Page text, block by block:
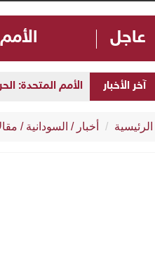
عاجل الأمم
آخر الأخبار الأمم المتحدة: الحرب في
الرئيسية أخبار / السودانية /